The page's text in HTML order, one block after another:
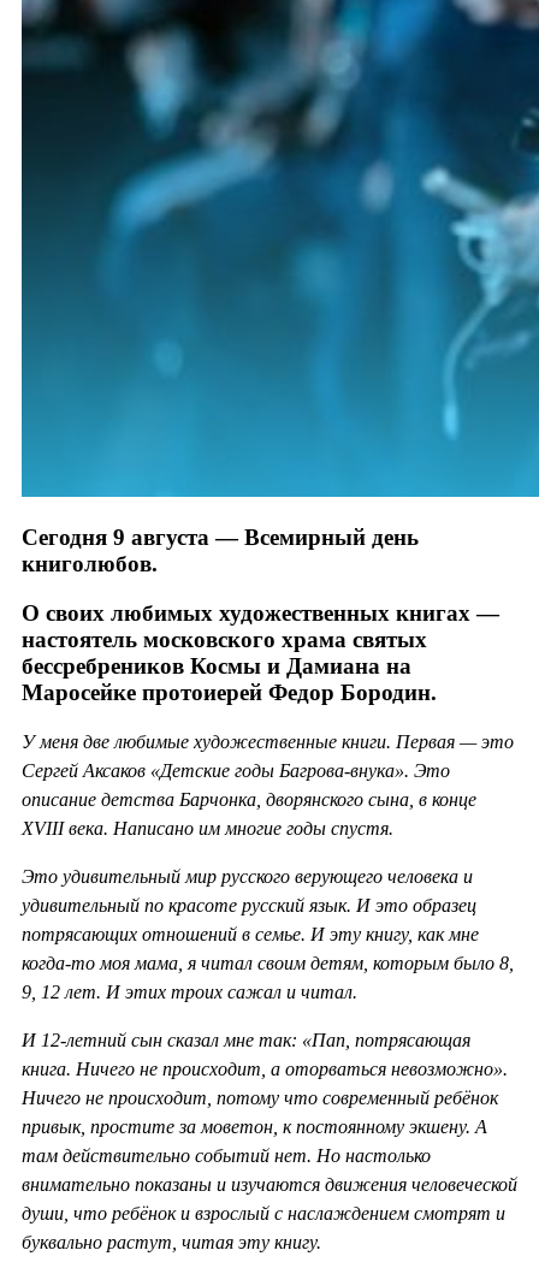
Сегодня 9 августа — Всемирный день
книголюбов.
О своих любимых художественных книгах —
настоятель московского храма святых
бессребреников Космы и Дамиана на
Маросейке протоиерей Федор Бородин.
У меня две любимые художественные книги. Первая — это
Сергей Аксаков «Детские годы Багрова-внука». Это
описание детства Барчонка, дворянского сына, в конце
XVIII века. Написано им многие годы спустя.
Это удивительный мир русского верующего человека и
удивительный по красоте русский язык. И это образец
потрясающих отношений в семье. И эту книгу, как мне
когда-то моя мама, я читал своим детям, которым было 8,
9, 12 лет. И этих троих сажал и читал.
И 12-летний сын сказал мне так: «Пап, потрясающая
книга. Ничего не происходит, а оторваться невозможно».
Ничего не происходит, потому что современный ребёнок
привык, простите за моветон, к постоянному экшену. А
там действительно событий нет. Но настолько
внимательно показаны и изучаются движения человеческой
души, что ребёнок и взрослый с наслаждением смотрят и
буквально растут, читая эту книгу.